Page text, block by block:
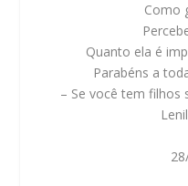
Como
Quanto ela é
Parabéns a
– Se você tem filhos